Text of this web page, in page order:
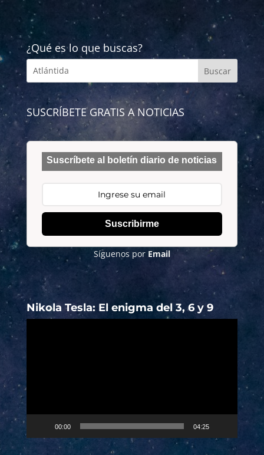
¿Qué es lo que buscas?
SUSCRÍBETE GRATIS A NOTICIAS
Suscríbete al boletín diario de noticias
Suscribirme
Síguenos por Email
Nikola Tesla: El enigma del 3, 6 y 9
00:00 04:25